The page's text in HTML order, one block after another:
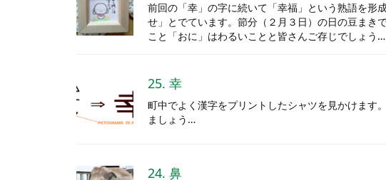
前回の「幸」の字に続いて「幸福」という熟語を形
せ」とでています。節分（２月３日）の日の豆まき
こと「おに」はわるいことと皆さんご存じでしょう…
25. 幸
町中でよく漢字をプリントしたシャツを見かけます
ましょう…
24. 鼻